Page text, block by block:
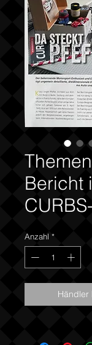
Bericht
Anzahl *
Händler